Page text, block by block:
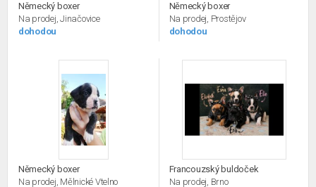
Německý boxer
Na prodej, Jinačovice
dohodou
Německý boxer
Na prodej, Prostějov
dohodou
Německý boxer
Na prodej, Mělnické Vtelno
Francouzský buldoček
Na prodej, Brno